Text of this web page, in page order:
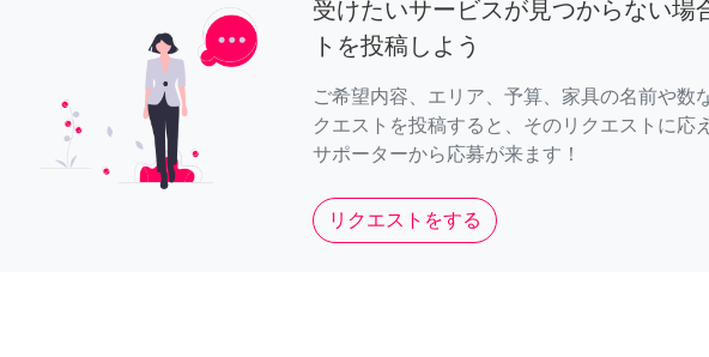
受けたいサービスが見つからない場
トを投稿しよう
ご希望内容、エリア、予算、家具の名前や数
クエストを投稿すると、そのリクエストに応
サポーターから応募が来ます！
リクエストをする